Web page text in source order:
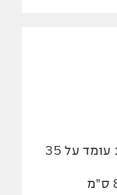
המרחק מן המעלית עומד על 35